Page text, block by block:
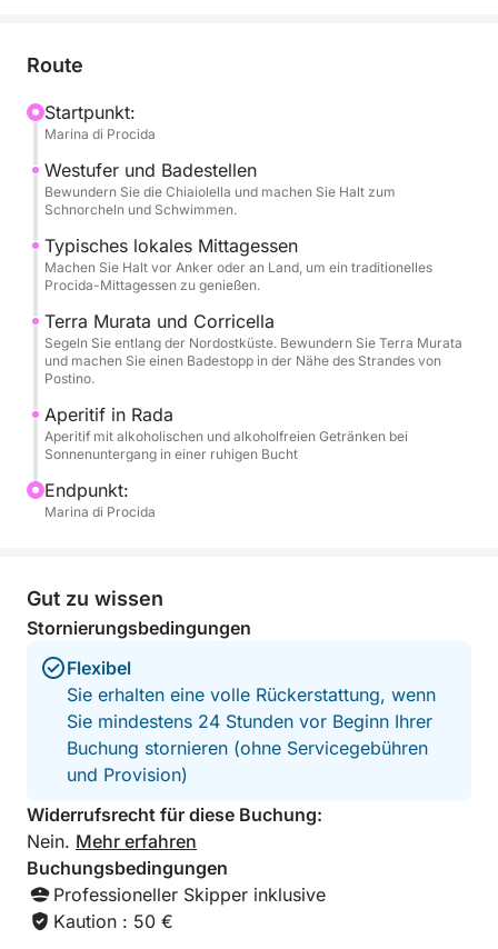
farbenfrohen Häuser mit Blick auf das Meer bei
Murata, versteckte Strände und Naturschutzgebiete.
Genießen Sie ausgiebige Badepausen in den
kristallklaren Buchten. Schnorchelausrüstung wird
Ihnen zur Erkundung der Unterwasserwelt zur
Verfügung gestellt.
Die Tour wird durch erstklassigen Service
abgerundet: Ein reichhaltiger Aperitif mit
alkoholischen und alkoholfreien Getränken zum
Anstoßen auf den Sonnenuntergang und ein
typisches Mittagessen mit authentischer Procida-
Küche erwarten Sie. An Bord finden Sie allen
Komfort: Toiletten, eine Dusche und eine
Stereoanlage für Ihre Musik. Acht Stunden pures
Procida Dolce Vita.
Route
Startpunkt:
Marina di Procida
Westufer und Badestellen
Bewundern Sie die Chiaiolella und machen Sie Halt zum
Schnorcheln und Schwimmen.
Typisches lokales Mittagessen
Machen Sie Halt vor Anker oder an Land, um ein traditionelles
Procida-Mittagessen zu genießen.
Terra Murata und Corricella
Segeln Sie entlang der Nordostküste. Bewundern Sie Terra Murata
und machen Sie einen Badestopp in der Nähe des Strandes von
Postino.
Aperitif in Rada
Aperitif mit alkoholischen und alkoholfreien Getränken bei
Sonnenuntergang in einer ruhigen Bucht
Endpunkt:
Marina di Procida
Gut zu wissen
Stornierungsbedingungen
Flexibel
Sie erhalten eine volle Rückerstattung, wenn
Sie mindestens 24 Stunden vor Beginn Ihrer
Buchung stornieren (ohne Servicegebühren
und Provision)
Widerrufsrecht für diese Buchung:
Nein. Mehr erfahren
Buchungsbedingungen
Professioneller Skipper inklusive
Kaution : 50 €